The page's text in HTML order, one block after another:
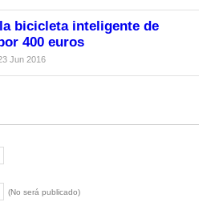
bicicleta inteligente de
400 euros
Jun 2016
(No será publicado)